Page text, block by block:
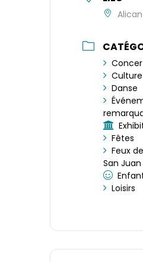
Culture
Danse
Fêtes
Feux
San Juan
Loisirs